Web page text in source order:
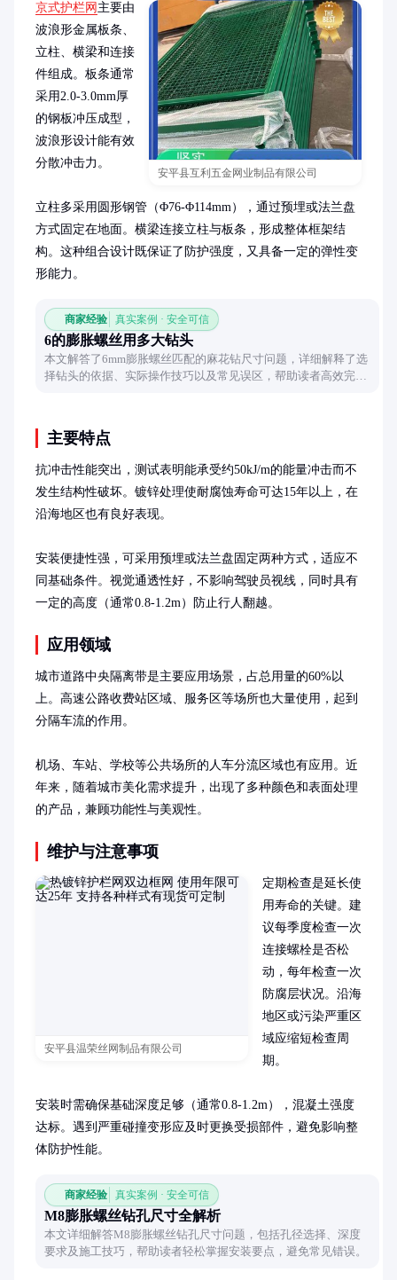
安平县互利五金网业制品有限公司
京式护栏网 主要由
波浪形金属板条、
立柱、横梁和连接
件组成。板条通常
采用2.0-3.0mm厚
的钢板冲压成型，
波浪形设计能有效
分散冲击力。
立柱多采用圆形钢管（Φ76-Φ114mm），通过预埋或法兰盘
方式固定在地面。横梁连接立柱与板条，形成整体框架结
构。这种组合设计既保证了防护强度，又具备一定的弹性变
形能力。
商家经验 真实案例 · 安全可信
6的膨胀螺丝用多大钻头
本文解答了6mm膨胀螺丝匹配的麻花钻尺寸问题，详细解释了选
择钻头的依据、实际操作技巧以及常见误区，帮助读者高效完成
主要特点
抗冲击性能突出，测试表明能承受约50kJ/m的能量冲击而不
发生结构性破坏。镀锌处理使耐腐蚀寿命可达15年以上，在
沿海地区也有良好表现。
安装便捷性强，可采用预埋或法兰盘固定两种方式，适应不
同基础条件。视觉通透性好，不影响驾驶员视线，同时具有
一定的高度（通常0.8-1.2m）防止行人翻越。
应用领域
城市道路中央隔离带是主要应用场景，占总用量的60%以
上。高速公路收费站区域、服务区等场所也大量使用，起到
分隔车流的作用。
机场、车站、学校等公共场所的人车分流区域也有应用。近
年来，随着城市美化需求提升，出现了多种颜色和表面处理
的产品，兼顾功能性与美观性。
维护与注意事项
安平县温荣丝网制品有限公司
定期检查是延长使
用寿命的关键。建
议每季度检查一次
连接螺栓是否松
动，每年检查一次
防腐层状况。沿海
地区或污染严重区
域应缩短检查周
期。
安装时需确保基础深度足够（通常0.8-1.2m），混凝土强度
达标。遇到严重碰撞变形应及时更换受损部件，避免影响整
体防护性能。
商家经验 真实案例 · 安全可信
M8膨胀螺丝钻孔尺寸全解析
本文详细解答M8膨胀螺丝钻孔尺寸问题，包括孔径选择、深度
要求及施工技巧，帮助读者轻松掌握安装要点，避免常见错误。